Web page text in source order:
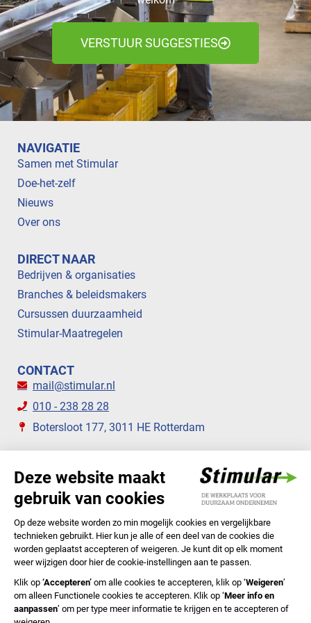
VERSTUUR SUGGESTIES
NAVIGATIE
Samen met Stimular
Doe-het-zelf
Nieuws
Over ons
DIRECT NAAR
Bedrijven & organisaties
Branches & beleidsmakers
Cursussen duurzaamheid
Stimular-Maatregelen
CONTACT
mail@stimular.nl
010 - 238 28 28
Botersloot 177, 3011 HE Rotterdam
STIMULAR NIEUWSBRIEVEN
ABONNEER NU
Privacyverklaring Cookiebeleid Colofon Disclaimer